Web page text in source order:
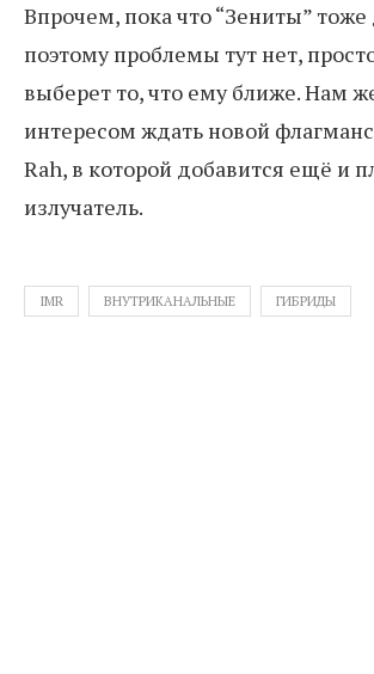
Впрочем, пока что “Зениты”
поэтому проблемы тут нет,
выберет то, что ему ближе. Нам
интересом ждать новой
Rah, в которой добавится ещё и
излучатель.
IMR ВНУТРИКАНАЛЬНЫЕ ГИБРИДЫ